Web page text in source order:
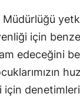
için
edeceğini